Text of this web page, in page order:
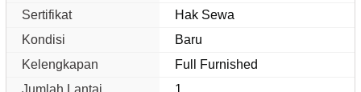
Sertifikat
Hak Sewa
Kondisi
Baru
Kelengkapan
Full Furnished
Jumlah Lantai
1